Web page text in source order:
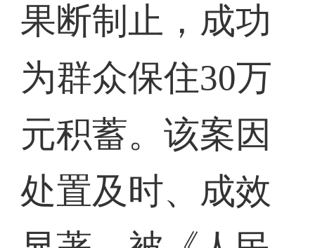
果断制止，成功
为群众保住30万
元积蓄。该案因
处置及时、成效